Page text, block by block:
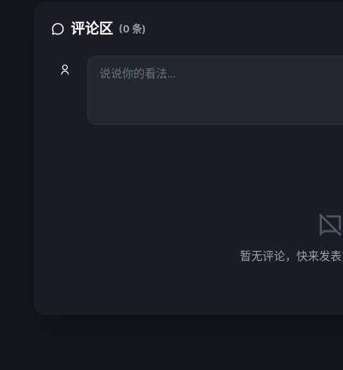
评论区 (0 条)
暂无评论，快来发表